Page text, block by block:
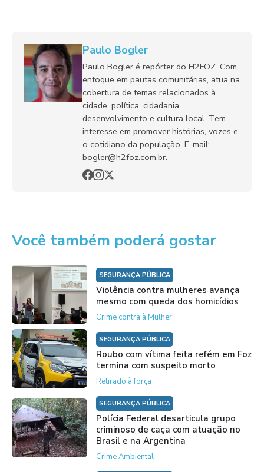
Paulo Bogler
Paulo Bogler é repórter do H2FOZ. Com
enfoque em pautas comunitárias, atua na
cobertura de temas relacionados à
cidade, política, cidadania,
desenvolvimento e cultura local. Tem
interesse em promover histórias, vozes e
o cotidiano da população. E-mail:
bogler@h2foz.com.br.
Você também poderá gostar
SEGURANÇA PÚBLICA
Violência contra mulheres avança
mesmo com queda dos homicídios
Crime contra à Mulher
SEGURANÇA PÚBLICA
Roubo com vítima feita refém em Foz
termina com suspeito morto
Retirado à força
SEGURANÇA PÚBLICA
Polícia Federal desarticula grupo
criminoso de caça com atuação no
Brasil e na Argentina
Crime Ambiental